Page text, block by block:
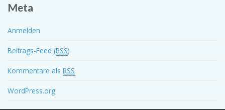
Meta
Anmelden
Beitrags-Feed (RSS)
Kommentare als RSS
WordPress.org